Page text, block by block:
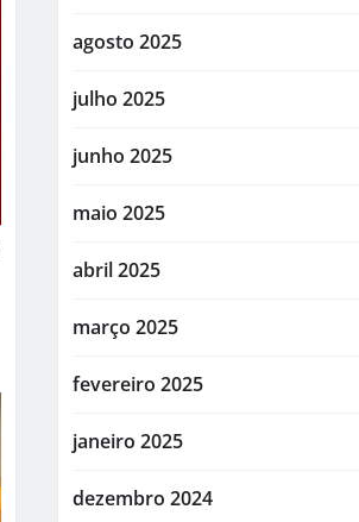
agosto 2025
julho 2025
junho 2025
maio 2025
abril 2025
março 2025
fevereiro 2025
janeiro 2025
dezembro 2024